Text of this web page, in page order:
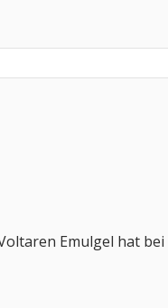
Emulgel hat